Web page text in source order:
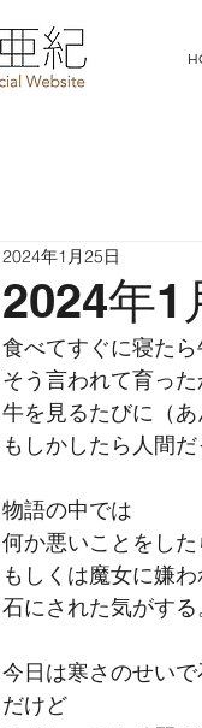
2024年1
2024年1月25日
食べてすぐに寝た
そう言われて育っ
牛を見るたびに（
もしかしたら人間
物語の中では
何か悪いことをし
もしくは魔女に嫌
石にされた気がす
今日は寒さのせい
だけど